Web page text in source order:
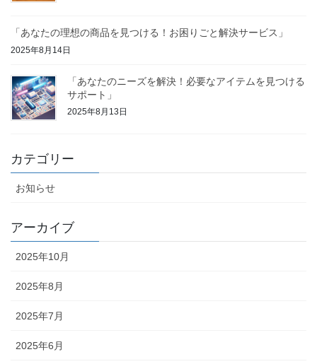
「あなたの理想の商品を見つける！お困りごと解決サービス」
2025年8月14日
「あなたのニーズを解決！必要なアイテムを見つける
サポート」
2025年8月13日
カテゴリー
お知らせ
アーカイブ
2025年10月
2025年8月
2025年7月
2025年6月